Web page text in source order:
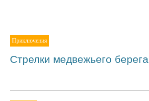
Приключения
Стрелки медвежьего берега